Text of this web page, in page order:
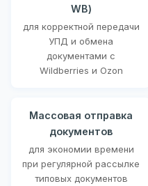
WB)
для корректной передачи
УПД и обмена
документами с
Wildberries и Ozon
Массовая отправка
документов
для экономии времени
при регулярной рассылке
типовых документов